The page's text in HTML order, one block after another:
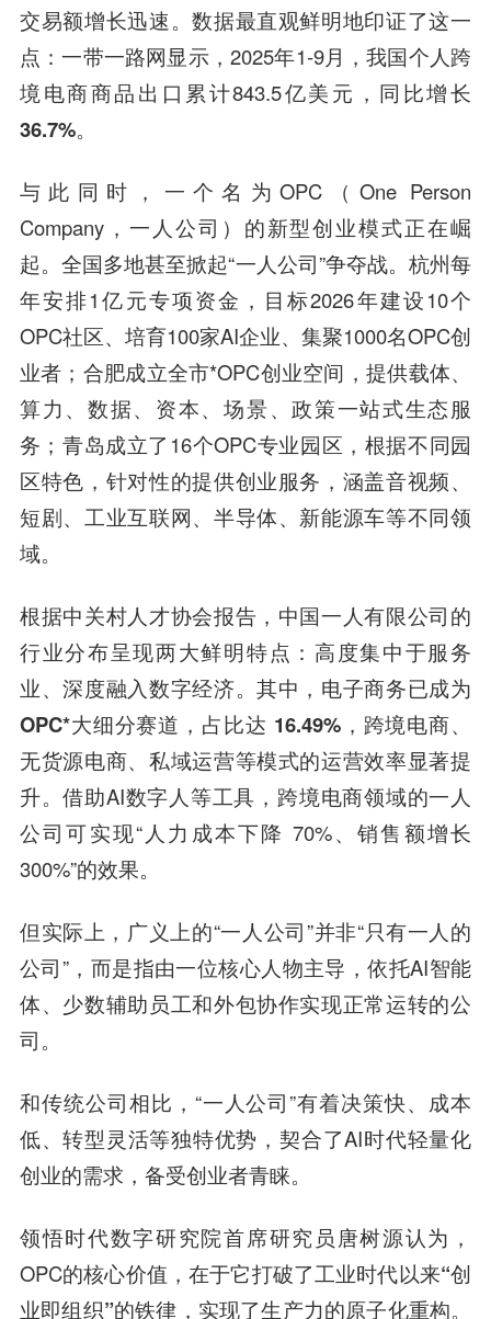
交易额增长迅速。数据最直观鲜明地印证了这一
点：一带一路网显示，2025年1-9月，我国个人跨
境电商商品出口累计843.5亿美元， 同比增长
36.7%。
与此同时，一个名为OPC（One Person
Company，一人公司）的新型创业模式正在崛
起。全国多地甚至掀起“一人公司”争夺战。杭州每
年安排1亿元专项资金，目标2026年建设10个
OPC社区、培育100家AI企业、集聚1000名OPC创
业者；合肥成立全市*OPC创业空间，提供载体、
算力、数据、资本、场景、政策一站式生态服
务；青岛成立了16个OPC专业园区，根据不同园
区特色，针对性的提供创业服务，涵盖音视频、
短剧、工业互联网、半导体、新能源车等不同领
域。
根据中关村人才协会报告，中国一人有限公司的
行业分布呈现两大鲜明特点：高度集中于服务
业、深度融入数字经济。其中， 电子商务已成为
OPC*大细分赛道，占比达 16.49%，跨境电商、
无货源电商、私域运营等模式的运营效率显著提
升。借助AI数字人等工具，跨境电商领域的一人
公司可实现“人力成本下降 70%、销售额增长
300%”的效果。
但实际上，广义上的“一人公司”并非“只有一人的
公司”，而是指由一位核心人物主导，依托AI智能
体、少数辅助员工和外包协作实现正常运转的公
司。
和传统公司相比，“一人公司”有着决策快、成本
低、转型灵活等独特优势，契合了AI时代轻量化
创业的需求，备受创业者青睐。
领悟时代数字研究院首席研究员唐树源认为，
OPC的核心价值，在于它打破了工业时代以来“创
业即组织”的铁律，实现了生产力的原子化重构。